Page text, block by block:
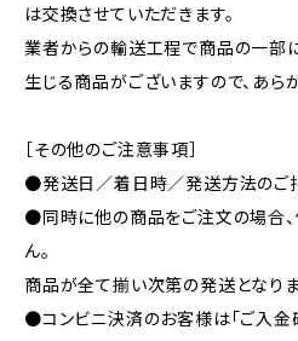
は交換させていただきます。
業者からの輸送工程で商品の一部
生じる商品がございますので、あら
［その他のご注意事項］
●発送日／着日時／発送方法のご指
●同時に他の商品をご注文の場合
ん。
商品が全て揃い次第の発送となりま
●コンビニ決済のお客様は「ご入金